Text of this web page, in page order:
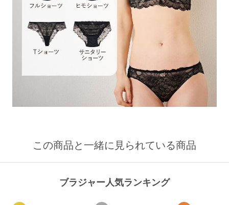
この商品と一緒に見られている商品
ブラジャー人気ランキング